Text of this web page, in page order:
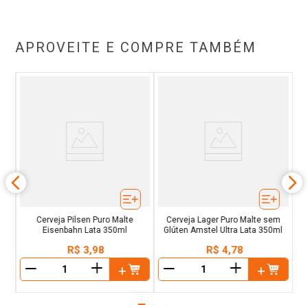
APROVEITE E COMPRE TAMBÉM
Cerveja Pilsen Puro Malte
Eisenbahn Lata 350ml
R$ 3,98
＋
Cerveja Lager Puro Malte sem
Glúten Amstel Ultra Lata 350ml
R$ 4,78
＋